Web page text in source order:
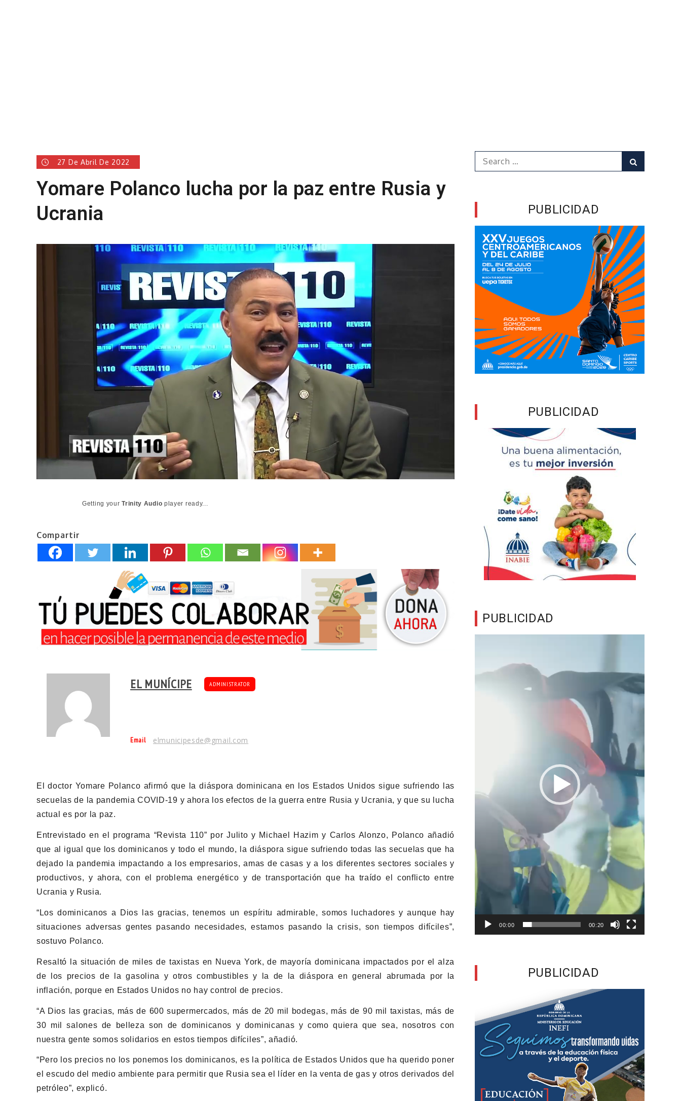
27 De Abril De 2022
Yomare Polanco lucha por la paz entre Rusia y
Ucrania
Getting yourTrinity Audio player ready...
Compartir
EL MUNÍCIPE ADMINISTRATOR
Email elmunicipesde@gmail.com
El doctor Yomare Polanco afirmó que la diáspora dominicana en los Estados Unidos sigue sufriendo las
secuelas de la pandemia COVID-19 y ahora los efectos de la guerra entre Rusia y Ucrania, y que su lucha
actual es por la paz.
Entrevistado en el programa “Revista 110” por Julito y Michael Hazim y Carlos Alonzo, Polanco añadió
que al igual que los dominicanos y todo el mundo, la diáspora sigue sufriendo todas las secuelas que ha
dejado la pandemia impactando a los empresarios, amas de casas y a los diferentes sectores sociales y
productivos, y ahora, con el problema energético y de transportación que ha traído el conflicto entre
Ucrania y Rusia.
“Los dominicanos a Dios las gracias, tenemos un espíritu admirable, somos luchadores y aunque hay
situaciones adversas gentes pasando necesidades, estamos pasando la crisis, son tiempos difíciles”,
sostuvo Polanco.
Resaltó la situación de miles de taxistas en Nueva York, de mayoría dominicana impactados por el alza
de los precios de la gasolina y otros combustibles y la de la diáspora en general abrumada por la
inflación, porque en Estados Unidos no hay control de precios.
“A Dios las gracias, más de 600 supermercados, más de 20 mil bodegas, más de 90 mil taxistas, más de
30 mil salones de belleza son de dominicanos y dominicanas y como quiera que sea, nosotros con
nuestra gente somos solidarios en estos tiempos difíciles”, añadió.
“Pero los precios no los ponemos los dominicanos, es la política de Estados Unidos que ha querido poner
el escudo del medio ambiente para permitir que Rusia sea el líder en la venta de gas y otros derivados del
petróleo”, explicó.
Search
for:
PUBLICIDAD
PUBLICIDAD
PUBLICIDAD
00:00 00:20
PUBLICIDAD